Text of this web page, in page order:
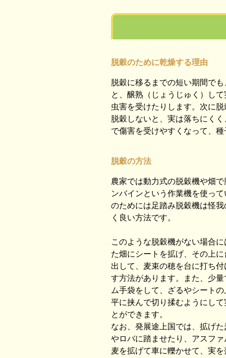
脱穀のために乾燥する理由
脱穀に移るまでの短い期間で
と、醸熟（じょうじゅく）し
虫害を受けたりします。次に
脱穀しないと、実は落ちにく
で傷害を受けやすくなって、
脱穀の方法
農家では動力式の脱穀機や畑
ンバインという作業機を使っ
のためには足踏み脱穀機は怪
く良い方法です。
このような脱穀機がない場合
た畑にシートを拡げ、その上
出して、麦束の穂を台に打ち
す方法があります。また、少
ム手袋をして、ざるやシート
平に挟んで切り揉むようにし
とができます。
なお、発展途上国では、拡げ
やロバに踏ませたり、アスフ
麦を拡げて車に轢かせて、実